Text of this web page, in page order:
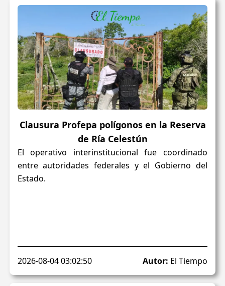
Clausura Profepa polígonos en la Reserva
de Ría Celestún
El operativo interinstitucional fue coordinado
entre autoridades federales y el Gobierno del
Estado.
2026-08-04 03:02:50 Autor: El Tiempo